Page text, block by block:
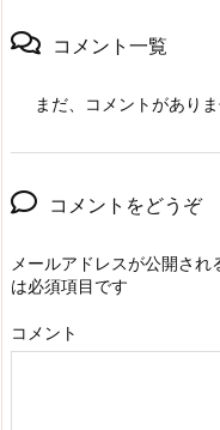
コメント一覧
まだ、コメントがあり
コメントをどうぞ
メールアドレスが公開され
は必須項目です
コメント